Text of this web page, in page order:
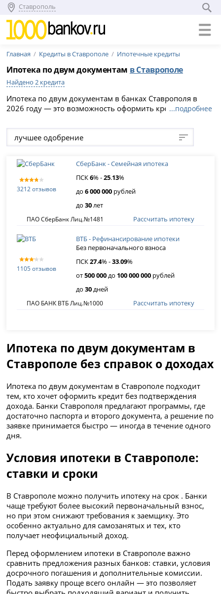
Ставрополь
Главная Кредиты в Ставрополе Ипотечные кредиты
Ипотека по двум документам в Ставрополе
Найдено 2 кредита
Ипотека по двум документам в банках Ставрополя в
2026 году — это возможность оформить кредит без
подходящую программу и подайте онлайн-заявку на
официальном сайте банка.
...подробнее
лучшее одобрение
3212 отзывов
СберБанк - Семейная ипотека
ПСК6% -25.13%
до6 000 000 рублей
до30лет
ПАО СберБанк Лиц.№1481 Рассчитать ипотеку
1105 отзывов
ВТБ - Рефинансирование ипотеки
Без первоначального взноса
ПСК27.4% -33.09%
от500 000до 100 000 000 рублей
до30дней
ПАО БАНК ВТБ Лиц.№1000 Рассчитать ипотеку
Ипотека по двум документам в
Ставрополе без справок о доходах
Ипотека по двум документам в Ставрополе подходит
тем, кто хочет оформить кредит без подтверждения
дохода. Банки Ставрополя предлагают программы, где
достаточно паспорта и второго документа, а решение по
заявке принимается быстро — иногда в течение одного
дня.
Условия ипотеки в Ставрополе:
ставки и сроки
В Ставрополе можно получить ипотеку на срок . Банки
чаще требуют более высокий первоначальный взнос,
но при этом снижают требования к заемщику. Это
особенно актуально для самозанятых и тех, кто
получает неофициальный доход.
Перед оформлением ипотеки в Ставрополе важно
сравнить предложения разных банков: ставки, условия
досрочного погашения и дополнительные комиссии.
Подать заявку проще всего онлайн — это позволяет